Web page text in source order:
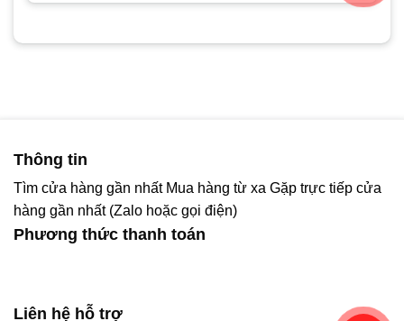
Thông tin
Tìm cửa hàng gần nhất Mua hàng từ xa Gặp trực tiếp cửa
hàng gần nhất (Zalo hoặc gọi điện)
Phương thức thanh toán
Liên hệ hỗ trợ